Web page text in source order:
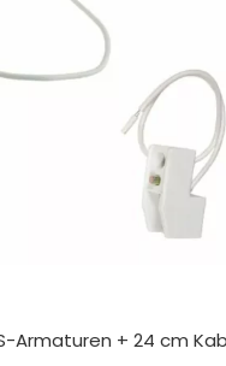
Armaturen + 24 cm